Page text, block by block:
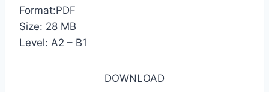
Format:PDF
Size: 28 MB
Level: A2 – B1
DOWNLOAD